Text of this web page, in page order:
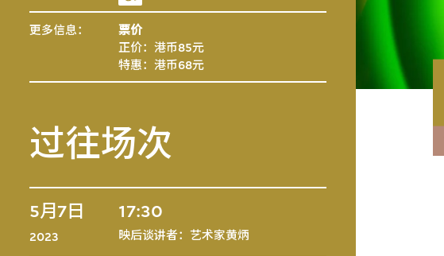
更多信息： 票价
正价：港币85元
特惠：港币68元
过往场次
5月7日
2023
17:30
映后谈讲者：艺术家黄炳